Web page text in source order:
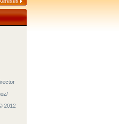
2012